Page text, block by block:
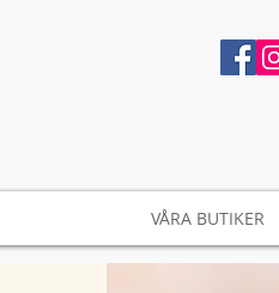
VÅRA BUTIKER